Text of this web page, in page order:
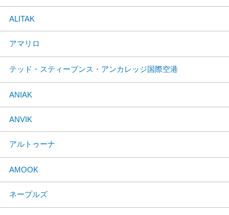
ALITAK
アマリロ
テッド・スティーブンス・アンカレッジ国際空港
ANIAK
ANVIK
アルトゥーナ
AMOOK
ネープルズ